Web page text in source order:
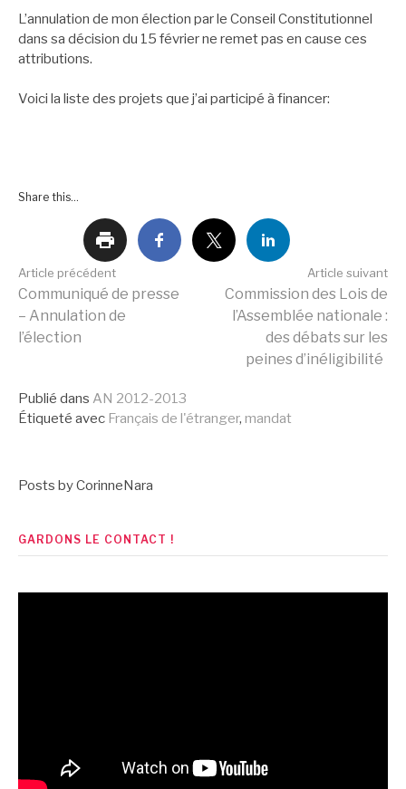
L’annulation de mon élection par le Conseil Constitutionnel
dans sa décision du 15 février ne remet pas en cause ces
attributions.
Voici la liste des projets que j’ai participé à financer:
Share this...
Lire
la
suite
Article précédent
Communiqué de presse
– Annulation de
l’élection
Article suivant
Commission des Lois de
l’Assemblée nationale :
des débats sur les
peines d’inéligibilité
Publié dans AN 2012-2013
Étiqueté avec Français de l'étranger, mandat
Posts by CorinneNara
GARDONS LE CONTACT !